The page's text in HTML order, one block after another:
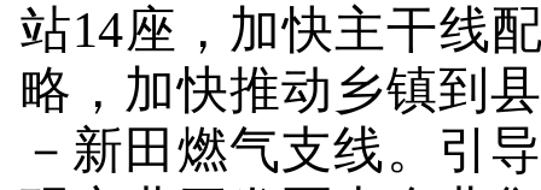
站14座，加快主干线
略，加快推动乡镇到
－新田燃气支线。引